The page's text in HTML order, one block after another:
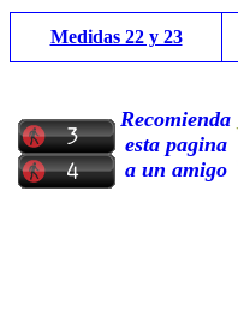
Medidas 22 y 23
Recomienda
esta pagina
a un amigo